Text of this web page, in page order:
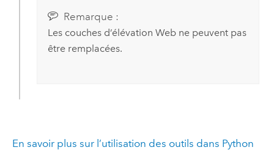
Remarque :
Les couches d’élévation Web ne peuvent pas
être remplacées.
En savoir plus sur l’utilisation des outils dans Python